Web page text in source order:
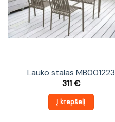
Lauko stalas MB001223
311€
Į krepšelį